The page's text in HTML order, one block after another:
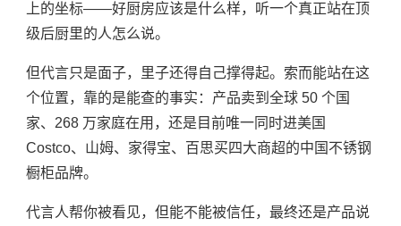
上的坐标——好厨房应该是什么样，听一个真正站在顶
级后厨里的人怎么说。
但代言只是面子，里子还得自己撑得起。索而能站在这
个位置，靠的是能查的事实：产品卖到全球 50 个国
家、268 万家庭在用，还是目前唯一同时进美国
Costco、山姆、家得宝、百思买四大商超的中国不锈钢
橱柜品牌。
代言人帮你被看见，但能不能被信任，最终还是产品说